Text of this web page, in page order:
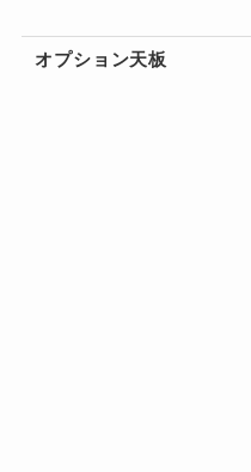
オプション天板